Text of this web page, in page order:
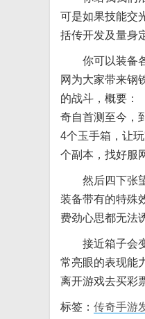
可是如果技能交
括传开发及量身
你可以装备各
网为大家带来钢
的战斗，概要：
奇自首测至今，
4个玉手箱，让
个副本，找好服
然后四下张望
装备带有的特殊
费劲心思都无法
接近箱子会变
常亮眼的表现能
离开游戏去买彩
标签： 传奇手游